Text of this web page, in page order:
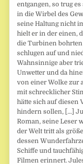
entgangen, so trug
in die Wirbel des
seine Haltung nicht
hielt er in der einen,
die Turbinen
schlugen auf und
Wahnsinnige aber
Unwetter und da
von einer Wolke zur
mit schrecklicher
hätte sich auf diesen
hindern sollen, [...]
Roman, seine Leser
der Welt tritt als
dessen
Schiffe und
Filmen erinnert.